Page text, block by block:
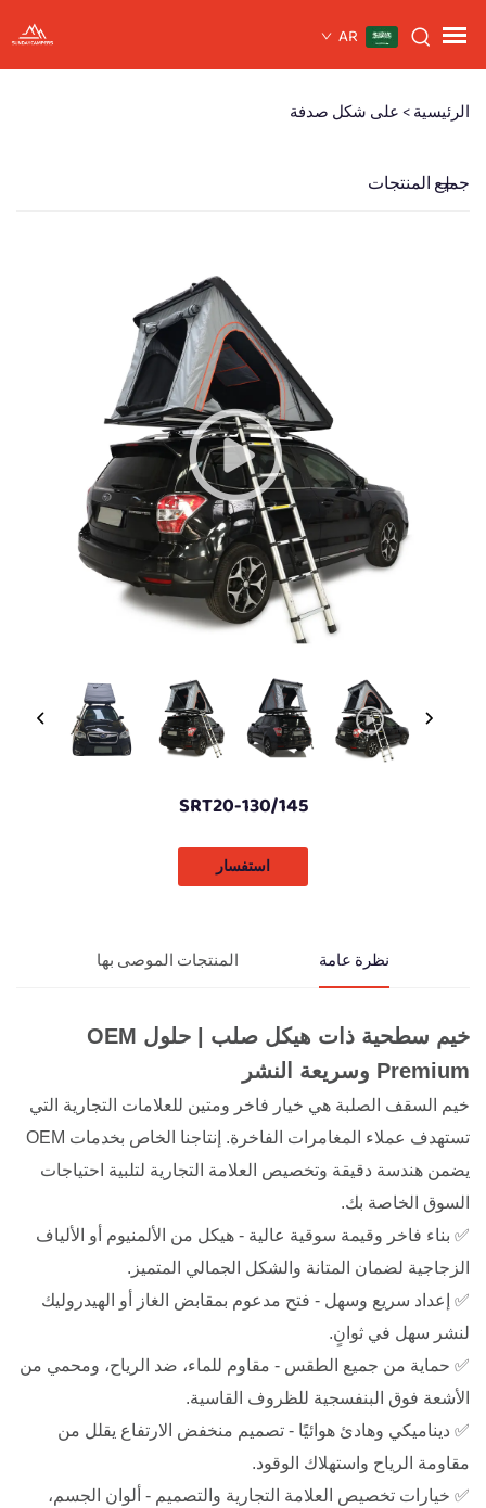
AR
الرئيسية >على شكل صدفة
جميع المنتجات
SRT20-130/145
استفسار
نظرة عامة المنتجات الموصى بها
خيم سطحية ذات هيكل صلب | حلول OEM
Premium وسريعة النشر
خيم السقف الصلبة هي خيار فاخر ومتين للعلامات التجارية التي
تستهدف عملاء المغامرات الفاخرة. إنتاجنا الخاص بخدمات OEM
يضمن هندسة دقيقة وتخصيص العلامة التجارية لتلبية احتياجات
السوق الخاصة بك.
✅ بناء فاخر وقيمة سوقية عالية - هيكل من الألمنيوم أو الألياف
الزجاجية لضمان المتانة والشكل الجمالي المتميز.
✅ إعداد سريع وسهل - فتح مدعوم بمقابض الغاز أو الهيدروليك
لنشر سهل في ثوانٍ.
✅ حماية من جميع الطقس - مقاوم للماء، ضد الرياح، ومحمي من
الأشعة فوق البنفسجية للظروف القاسية.
✅ ديناميكي وهادئ هوائيًا - تصميم منخفض الارتفاع يقلل من
مقاومة الرياح واستهلاك الوقود.
✅ خيارات تخصيص العلامة التجارية والتصميم - ألوان الجسم،